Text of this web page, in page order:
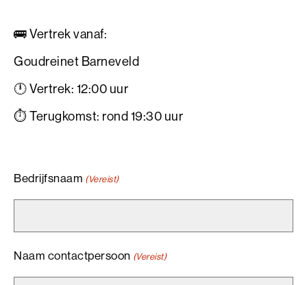
🚌 Vertrek vanaf:
Goudreinet Barneveld
🕛 Vertrek: 12:00 uur
⏱️ Terugkomst: rond 19:30 uur
Bedrijfsnaam (Vereist)
Naam contactpersoon (Vereist)